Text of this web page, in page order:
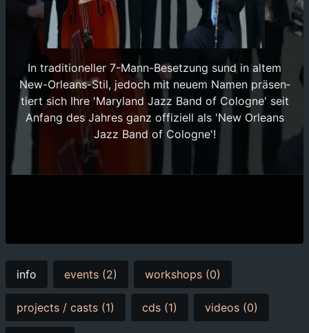
In traditioneller 7-Mann-Besetzung sund in altem
New-Orleans-Stil, jedoch mit neuem Namen prä­sen­
tiert sich Ihre 'Maryland Jazz Band of Cologne' seit
Anfang des Jahres ganz offi­ziell als 'New Orleans
Jazz Band of Cologne'!
info events (2) workshops (0)
projects / casts (1) cds (1) videos (0)